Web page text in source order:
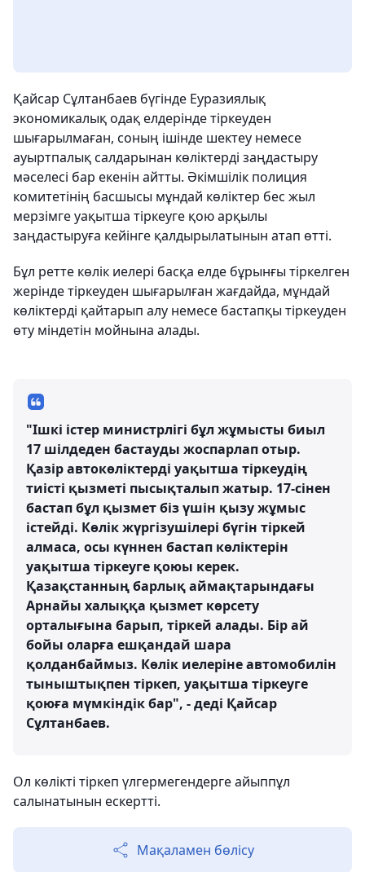
Қайсар Сұлтанбаев бүгінде Еуразиялық
экономикалық одақ елдерінде тіркеуден
шығарылмаған, соның ішінде шектеу немесе
ауыртпалық салдарынан көліктерді заңдастыру
мәселесі бар екенін айтты. Әкімшілік полиция
комитетінің басшысы мұндай көліктер бес жыл
мерзімге уақытша тіркеуге қою арқылы
заңдастыруға кейінге қалдырылатынын атап өтті.
Бұл ретте көлік иелері басқа елде бұрынғы тіркелген
жерінде тіркеуден шығарылған жағдайда, мұндай
көліктерді қайтарып алу немесе бастапқы тіркеуден
өту міндетін мойнына алады.
"Ішкі істер министрлігі бұл жұмысты биыл
17 шілдеден бастауды жоспарлап отыр.
Қазір автокөліктерді уақытша тіркеудің
тиісті қызметі пысықталып жатыр. 17-сінен
бастап бұл қызмет біз үшін қызу жұмыс
істейді. Көлік жүргізушілері бүгін тіркей
алмаса, осы күннен бастап көліктерін
уақытша тіркеуге қоюы керек.
Қазақстанның барлық аймақтарындағы
Арнайы халыққа қызмет көрсету
орталығына барып, тіркей алады. Бір ай
бойы оларға ешқандай шара
қолданбаймыз. Көлік иелеріне автомобилін
тыныштықпен тіркеп, уақытша тіркеуге
қоюға мүмкіндік бар", - деді Қайсар
Сұлтанбаев.
Ол көлікті тіркеп үлгермегендерге айыппұл
салынатынын ескертті.
Мақаламен бөлісу